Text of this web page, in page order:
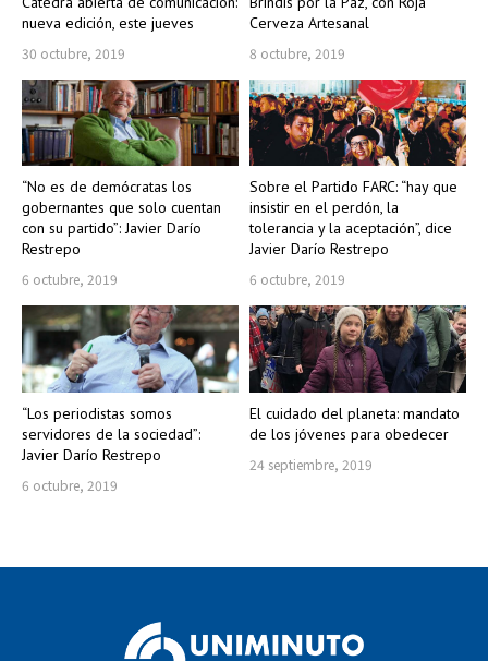
nueva edición, este jueves
30 octubre, 2019
Cerveza Artesanal
8 octubre, 2019
“No es de demócratas los
gobernantes que solo cuentan
con su partido”: Javier Darío
Restrepo
6 octubre, 2019
Sobre el Partido FARC: “hay que
insistir en el perdón, la
tolerancia y la aceptación”, dice
Javier Darío Restrepo
6 octubre, 2019
“Los periodistas somos
servidores de la sociedad”:
Javier Darío Restrepo
6 octubre, 2019
El cuidado del planeta: mandato
de los jóvenes para obedecer
24 septiembre, 2019